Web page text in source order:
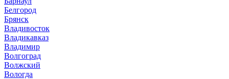
Белгород
Брянск
Владивосток
Владикавказ
Владимир
Волгоград
Волжский
Вологда